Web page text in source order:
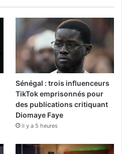
Sénégal : trois influenceurs
TikTok emprisonnés pour
des publications critiquant
Diomaye Faye
il y a 5 heures